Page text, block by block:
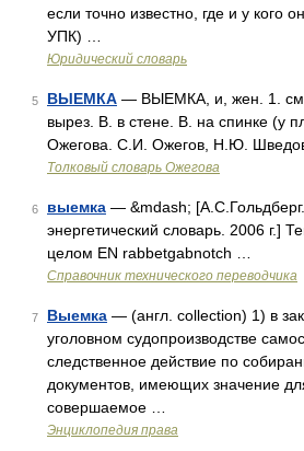
если точно известно, где и у кого
УПК) …
Юридический словарь
5 ВЫЕМКА — ВЫЕМКА, и, жен. 1. см.
вырез. В. в стене. В. на спинке (у
Ожегова. С.И. Ожегов, Н.Ю.
Толковый словарь Ожегова
6 выемка — &mdash;
энергетический словарь. 2006 г.]
целом EN rabbetgabnotch …
Справочник технического переводчика
7 Выемка — (англ. collection) 1) в
уголовном судопроизводстве
следственное действие по
документов, имеющих значение
совершаемое …
Энциклопедия права